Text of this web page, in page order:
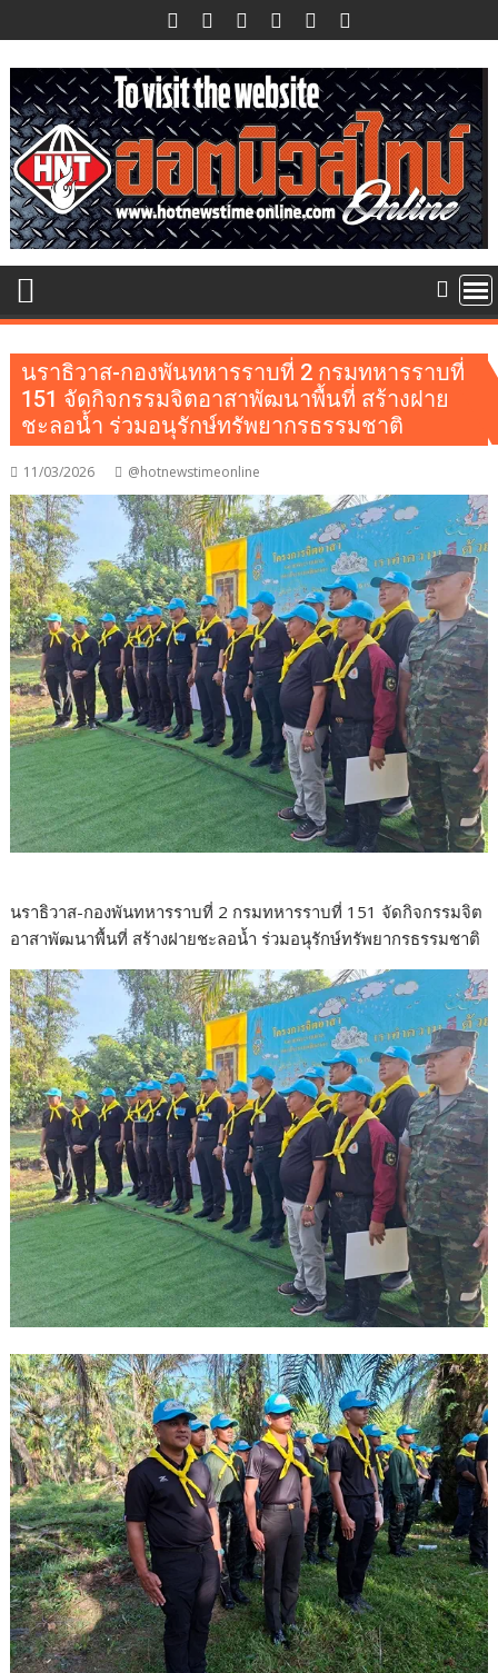
to
content
นราธิวาส-กองพันทหารราบที่ 2 กรมทหารราบที่
151 จัดกิจกรรมจิตอาสาพัฒนาพื้นที่ สร้างฝาย
ชะลอน้ำ ร่วมอนุรักษ์ทรัพยากรธรรมชาติ
11/03/2026 @hotnewstimeonline
นราธิวาส-กองพันทหารราบที่ 2 กรมทหารราบที่ 151 จัดกิจกรรมจิต
อาสาพัฒนาพื้นที่ สร้างฝายชะลอน้ำ ร่วมอนุรักษ์ทรัพยากรธรรมชาติ